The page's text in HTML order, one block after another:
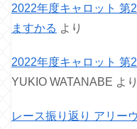
2022年度キャロット 第
ますかる より
2022年度キャロット 第
YUKIO WATANABE より
レース振り返り アリー